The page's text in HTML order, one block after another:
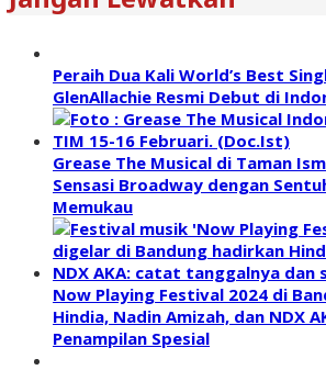
Peraih Dua Kali World’s Best
GlenAllachie Resmi Debut di
Grease The Musical di Taman
Sensasi Broadway dengan
Memukau
Now Playing Festival 2024 di
Hindia, Nadin Amizah, dan NDX
Penampilan Spesial